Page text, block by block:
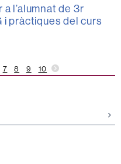
l’alumnat de 3r
i pràctiques del curs
7 8 9 10